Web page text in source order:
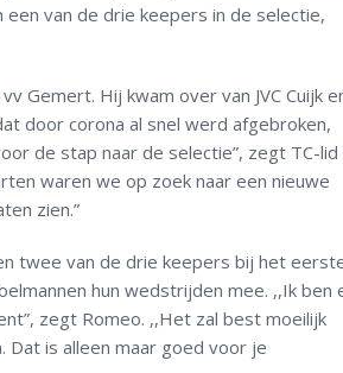
van de drie keepers in de selectie,
Gemert. Hij kwam over van JVC Cuijk
door corona al snel werd afgebroken,
de stap naar de selectie”, zegt TC-lid
waren we op zoek naar een nieuwe
zien.”
twee van de drie keepers bij het
hun wedstrijden mee. ,,Ik ben
zegt Romeo. ,,Het zal best moeilijk
is alleen maar goed voor je